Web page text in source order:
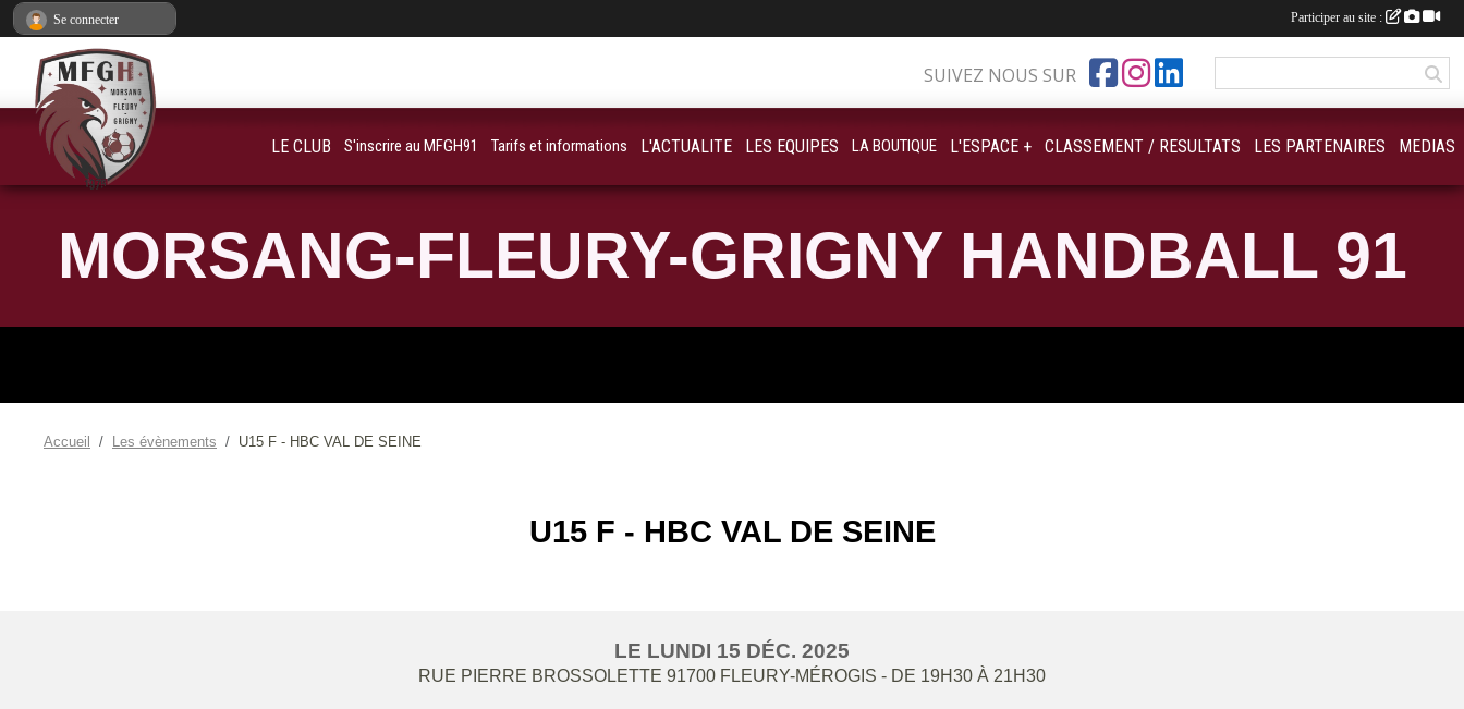
MORSANG-FLEURY-GRIGNY HANDBALL 91
Accueil Les évènements U15 F - HBC VAL DE SEINE
U15 F - HBC VAL DE SEINE
LE LUNDI 15 DÉC. 2025
RUE PIERRE BROSSOLETTE 91700 FLEURY-MÉROGIS - DE 19H30 À 21H30
SUIVEZ NOUS SUR
LE CLUB S'inscrire au MFGH91 Tarifs et informations L'ACTUALITE LES EQUIPES LA BOUTIQUE L'ESPACE + CLASSEMENT / RESULTATS LES PARTENAIRES MEDIAS
Se connecter Participer au site :
Panneau de gestion des cookies